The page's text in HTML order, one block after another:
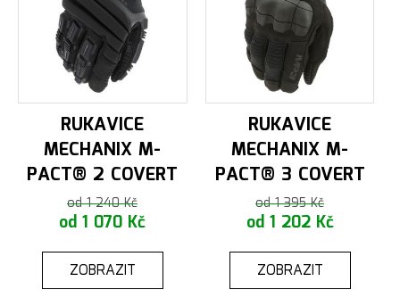
RUKAVICE
MECHANIX M-
PACT® 2 COVERT
od 1 240 Kč
od 1 070 Kč
ZOBRAZIT
RUKAVICE
MECHANIX M-
PACT® 3 COVERT
od 1 395 Kč
od 1 202 Kč
ZOBRAZIT